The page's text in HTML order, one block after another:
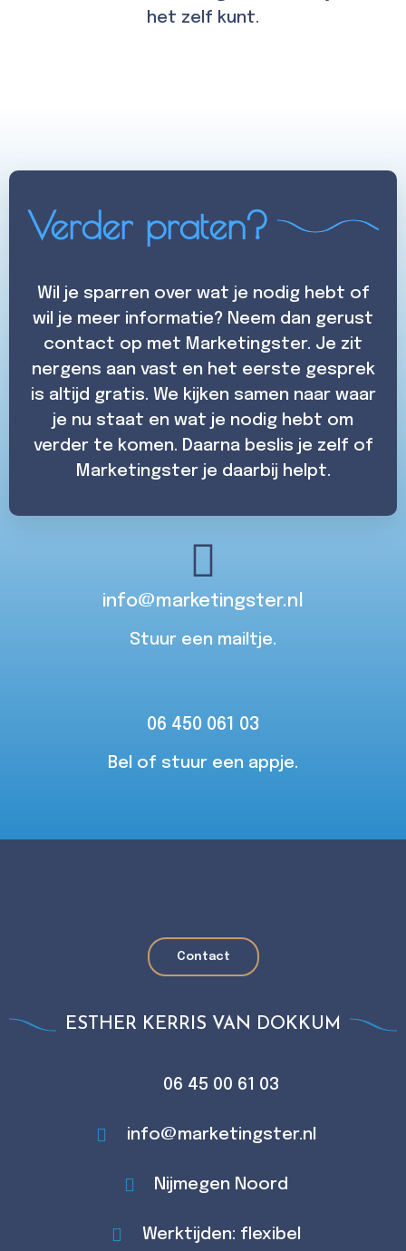
het zelf kunt.
Verder praten?
Wil je sparren over wat je nodig hebt of
wil je meer informatie? Neem dan gerust
contact op met Marketingster. Je zit
nergens aan vast en het eerste gesprek
is altijd gratis. We kijken samen naar waar
je nu staat en wat je nodig hebt om
verder te komen. Daarna beslis je zelf of
Marketingster je daarbij helpt.
info@marketingster.nl
Stuur een mailtje.
06 450 061 03
Bel of stuur een appje.
Contact
ESTHER KERRIS VAN DOKKUM
06 45 00 61 03
info@marketingster.nl
Nijmegen Noord
Werktijden: flexibel